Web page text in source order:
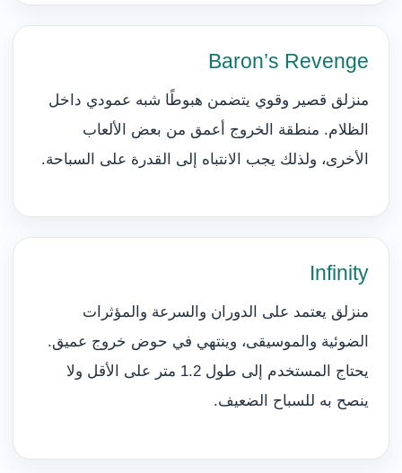
Baron’s Revenge
منزلق قصير وقوي يتضمن هبوطًا شبه عمودي داخل
الظلام. منطقة الخروج أعمق من بعض الألعاب
الأخرى، ولذلك يجب الانتباه إلى القدرة على السباحة.
Infinity
منزلق يعتمد على الدوران والسرعة والمؤثرات
الضوئية والموسيقى، وينتهي في حوض خروج عميق.
يحتاج المستخدم إلى طول 1.2 متر على الأقل ولا
ينصح به للسباح الضعيف.